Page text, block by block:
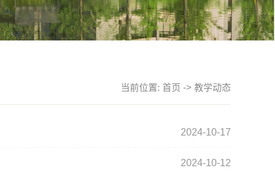
当前位置: 首页 -> 教学动态
2024-10-17
2024-10-12